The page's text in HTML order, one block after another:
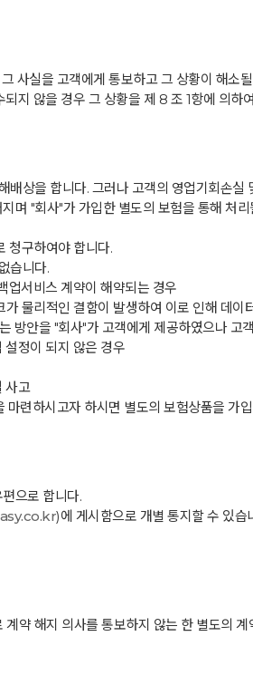
사실을 고객에게 통보하고 그 상황이 해소
않을 경우 그 상황을 제 8 조 1항에 의하
상을 합니다. 그러나 고객의 영업기회손실
며 "회사"가 가입한 별도의 보험을 통해 처
청구하여야 합니다.
습니다.
서비스 계약이 해약되는 경우
물리적인 결함이 발생하여 이로 인해 데이
안을 "회사"가 고객에게 제공하였으나 고
정이 되지 않은 경우
사고
련하시고자 하시면 별도의 보험상품을 가
으로 합니다.
)에 게시함으로 개별 통지할 수 있습
약 해지 의사를 통보하지 않는 한 별도의